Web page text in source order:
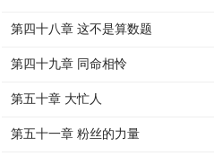
第四十八章 这不是算数题
第四十九章 同命相怜
第五十章 大忙人
第五十一章 粉丝的力量